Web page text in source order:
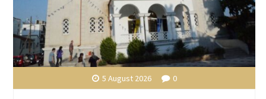
5 August 2026 0